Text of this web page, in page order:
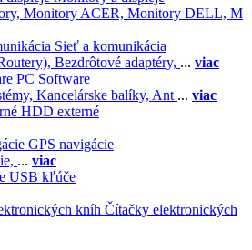
Monitory ACER, Monitory DELL, M
Sieť a komunikácia
Bezdrôtové adaptéry, ... viac
PC Software
Kancelárske balíky, Ant ... viac
HDD externé
GPS navigácie
... viac
USB kľúče
Čítačky elektronických